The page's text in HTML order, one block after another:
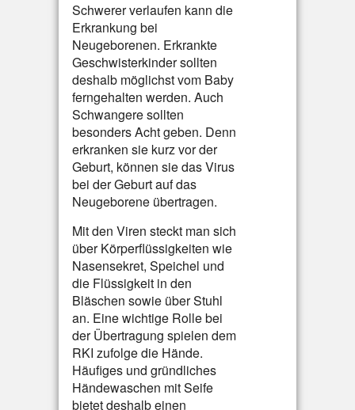
Schwerer verlaufen kann die
Erkrankung bei
Neugeborenen. Erkrankte
Geschwisterkinder sollten
deshalb möglichst vom Baby
ferngehalten werden. Auch
Schwangere sollten
besonders Acht geben. Denn
erkranken sie kurz vor der
Geburt, können sie das Virus
bei der Geburt auf das
Neugeborene übertragen.
Mit den Viren steckt man sich
über Körperflüssigkeiten wie
Nasensekret, Speichel und
die Flüssigkeit in den
Bläschen sowie über Stuhl
an. Eine wichtige Rolle bei
der Übertragung spielen dem
RKI zufolge die Hände.
Häufiges und gründliches
Händewaschen mit Seife
bietet deshalb einen